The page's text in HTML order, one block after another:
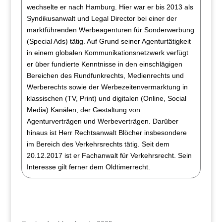
wechselte er nach Hamburg. Hier war er bis 2013 als
Syndikusanwalt und Legal Director bei einer der
marktführenden Werbeagenturen für Sonderwerbung
(Special Ads) tätig. Auf Grund seiner Agenturtätigkeit
in einem globalen Kommunikationsnetzwerk verfügt
er über fundierte Kenntnisse in den einschlägigen
Bereichen des Rundfunkrechts, Medienrechts und
Werberechts sowie der Werbezeitenvermarktung in
klassischen (TV, Print) und digitalen (Online, Social
Media) Kanälen, der Gestaltung von
Agenturverträgen und Werbeverträgen. Darüber
hinaus ist Herr Rechtsanwalt Blöcher insbesondere
im Bereich des Verkehrsrechts tätig. Seit dem
20.12.2017 ist er Fachanwalt für Verkehrsrecht. Sein
Interesse gilt ferner dem Oldtimerrecht.